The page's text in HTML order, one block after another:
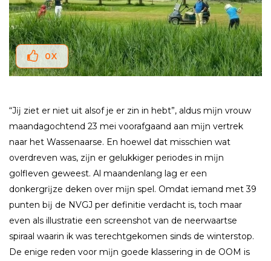
0X
“Jĳ ziet er niet uit alsof je er zin in hebt”, aldus mĳn vrouw
maandagochtend 23 mei voorafgaand aan mĳn vertrek
naar het Wassenaarse. En hoewel dat misschien wat
overdreven was, zĳn er gelukkiger periodes in mĳn
golfleven geweest. Al maandenlang lag er een
donkergrĳze deken over mĳn spel. Omdat iemand met 39
punten bĳ de NVGJ per definitie verdacht is, toch maar
even als illustratie een screenshot van de neerwaartse
spiraal waarin ik was terechtgekomen sinds de winterstop.
De enige reden voor mĳn goede klassering in de OOM is